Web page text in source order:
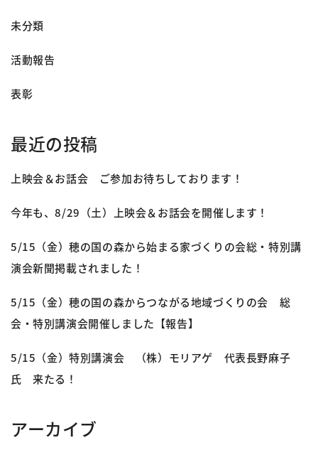
未分類
活動報告
表彰
最近の投稿
上映会＆お話会 ご参加お待ちしております！
今年も、8/29（土）上映会＆お話会を開催します！
5/15（金）穂の国の森から始まる家づくりの会総・特別講
演会新聞掲載されました！
5/15（金）穂の国の森からつながる地域づくりの会 総
会・特別講演会開催しました【報告】
5/15（金）特別講演会 （株）モリアゲ 代表長野麻子
氏 来たる！
アーカイブ